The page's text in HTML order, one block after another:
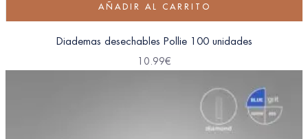
AÑADIR AL CARRITO
Diademas desechables Pollie 100 unidades
10.99€